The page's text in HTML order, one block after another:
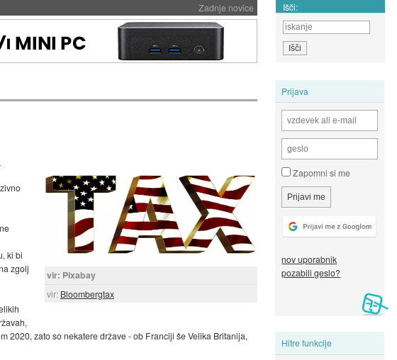
Zadnje novice Išči:
Prijava
Zapomni si me
nov uporabnik
pozabili geslo?
Hitre funkcije
vir: Pixabay
vir: Bloombergtax
ki bi
zgolj
2020, zato so nekatere države - ob Franciji še Velika Britanija,